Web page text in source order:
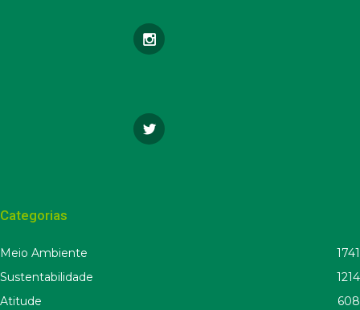
Categorias
Meio Ambiente
1741
Sustentabilidade
1214
Atitude
608